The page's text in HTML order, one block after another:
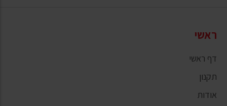
ראשי
דף ראשי
תקנון
אודות